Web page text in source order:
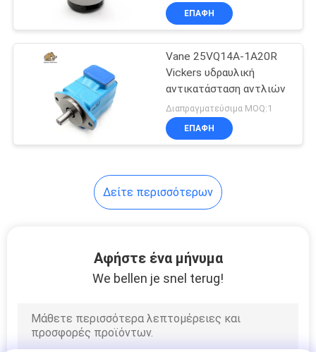
Ρουλεμάν
υδραυλικών
αντλιών
18
σφραγίδων
αντλιών
ΕΠΑΦΉ
Vane 25VQ14A-1A20R
Vickers υδραυλική
αντικατάσταση αντλιών
Διαπραγματεύσιμα MOQ:1
ΕΠΑΦΉ
Δείτε περισσότερων
Αφήστε ένα μήνυμα
We bellen je snel terug!